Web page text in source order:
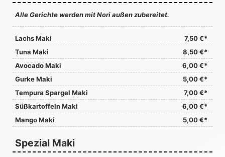
Alle Gerichte werden mit Nori außen zubereitet.
Lachs Maki
7,50 €*
Tuna Maki
8,50 €*
Avocado Maki
6,00 €*
Gurke Maki
5,00 €*
Tempura Spargel Maki
7,00 €*
Süßkartoffeln Maki
6,00 €*
Mango Maki
5,00 €*
Spezial Maki